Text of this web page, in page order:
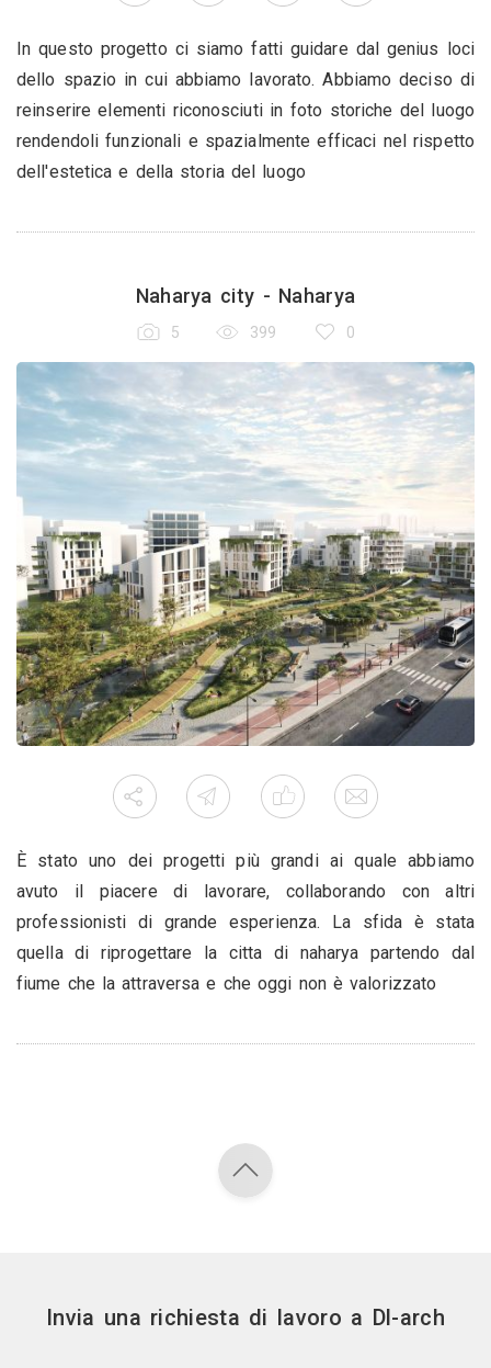
In questo progetto ci siamo fatti guidare dal genius loci
dello spazio in cui abbiamo lavorato. Abbiamo deciso di
reinserire elementi riconosciuti in foto storiche del luogo
rendendoli funzionali e spazialmente efficaci nel rispetto
dell'estetica e della storia del luogo
Naharya city - Naharya
5 399 0
È stato uno dei progetti più grandi ai quale abbiamo
avuto il piacere di lavorare, collaborando con altri
professionisti di grande esperienza. La sfida è stata
quella di riprogettare la citta di naharya partendo dal
fiume che la attraversa e che oggi non è valorizzato
Invia una richiesta di lavoro a Dl-arch